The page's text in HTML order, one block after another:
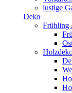
lustige
Deko
Frühling